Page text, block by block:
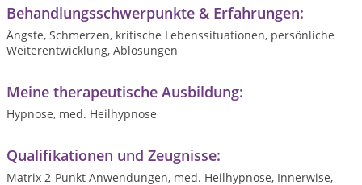
Behandlungsschwerpunkte & Erfahrungen:
Ängste, Schmerzen, kritische Lebenssituationen, persönliche
Weiterentwicklung, Ablösungen
Meine therapeutische Ausbildung:
Hypnose, med. Heilhypnose
Qualifikationen und Zeugnisse:
Matrix 2-Punkt Anwendungen, med. Heilhypnose, Innerwise,